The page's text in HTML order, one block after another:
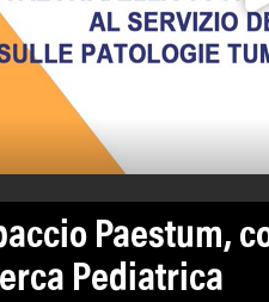
Paestum,
Pediatrica